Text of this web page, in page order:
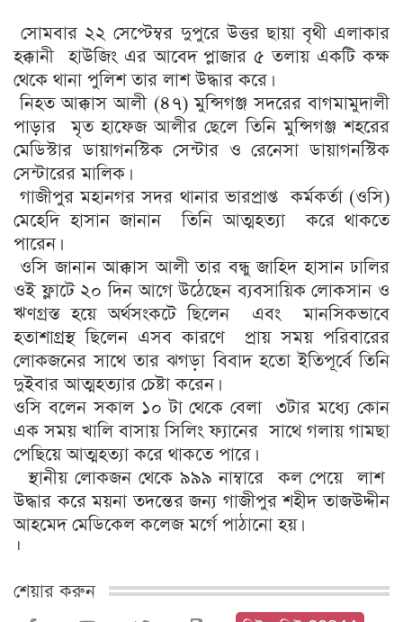
সোমবার ২২ সেপ্টেম্বর দুপুরে উত্তর ছায়া বৃথী এলাকার
হক্কানী হাউজিং এর আবেদ প্লাজার ৫ তলায় একটি কক্ষ
থেকে থানা পুলিশ তার লাশ উদ্ধার করে।
নিহত আক্কাস আলী (৪৭) মুন্সিগঞ্জ সদরের বাগমামুদালী
পাড়ার মৃত হাফেজ আলীর ছেলে তিনি মুন্সিগঞ্জ শহরের
মেডিস্টার ডায়াগনস্টিক সেন্টার ও রেনেসা ডায়াগনস্টিক
সেন্টারের মালিক।
গাজীপুর মহানগর সদর থানার ভারপ্রাপ্ত কর্মকর্তা (ওসি)
মেহেদি হাসান জানান তিনি আত্মহত্যা করে থাকতে
পারেন।
ওসি জানান আক্কাস আলী তার বন্ধু জাহিদ হাসান ঢালির
ওই ফ্লাটে ২০ দিন আগে উঠেছেন ব্যবসায়িক লোকসান ও
ঋণগ্রস্ত হয়ে অর্থসংকটে ছিলেন এবং মানসিকভাবে
হতাশাগ্রস্থ ছিলেন এসব কারণে প্রায় সময় পরিবারের
লোকজনের সাথে তার ঝগড়া বিবাদ হতো ইতিপূর্বে তিনি
দুইবার আত্মহত্যার চেষ্টা করেন।
ওসি বলেন সকাল ১০ টা থেকে বেলা ৩টার মধ্যে কোন
এক সময় খালি বাসায় সিলিং ফ্যানের সাথে গলায় গামছা
পেছিয়ে আত্মহত্যা করে থাকতে পারে।
স্থানীয় লোকজন থেকে ৯৯৯ নাম্বারে কল পেয়ে লাশ
উদ্ধার করে ময়না তদন্তের জন্য গাজীপুর শহীদ তাজউদ্দীন
আহমেদ মেডিকেল কলেজ মর্গে পাঠানো হয়।
শেয়ার করুন